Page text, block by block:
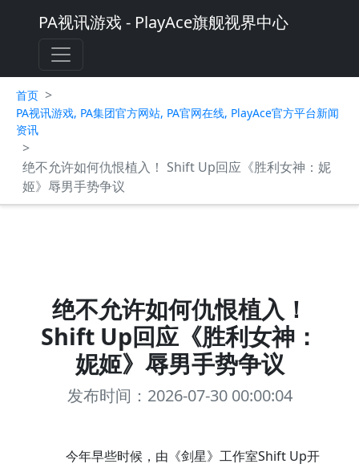
PA视讯游戏 - PlayAce旗舰视界中心
首页 >
PA视讯游戏, PA集团官方网站, PA官网在线, PlayAce官方平台新闻
资讯
>
绝不允许如何仇恨植入！ Shift Up回应《胜利女神：妮
姬》辱男手势争议
绝不允许如何仇恨植入！
Shift Up回应《胜利女神：
妮姬》辱男手势争议
发布时间：2026-07-30 00:00:04
今年早些时候，由《剑星》工作室Shift Up开